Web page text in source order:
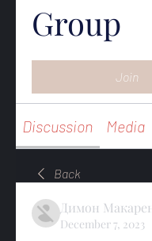
Group
Join
Discussion Media
Back
Димон
December 7, 2023